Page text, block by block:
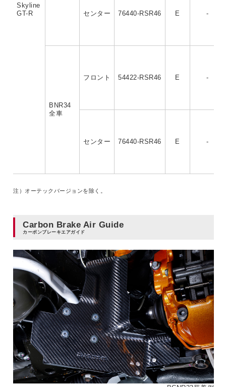
Skyline
GT-R
センター 76440-RSR46 E -
BNR34
全車
フロント 54422-RSR46 E -
センター 76440-RSR46 E -
注）オーテックバージョンを除く。
Carbon Brake Air Guide
カーボンブレーキエアガイド